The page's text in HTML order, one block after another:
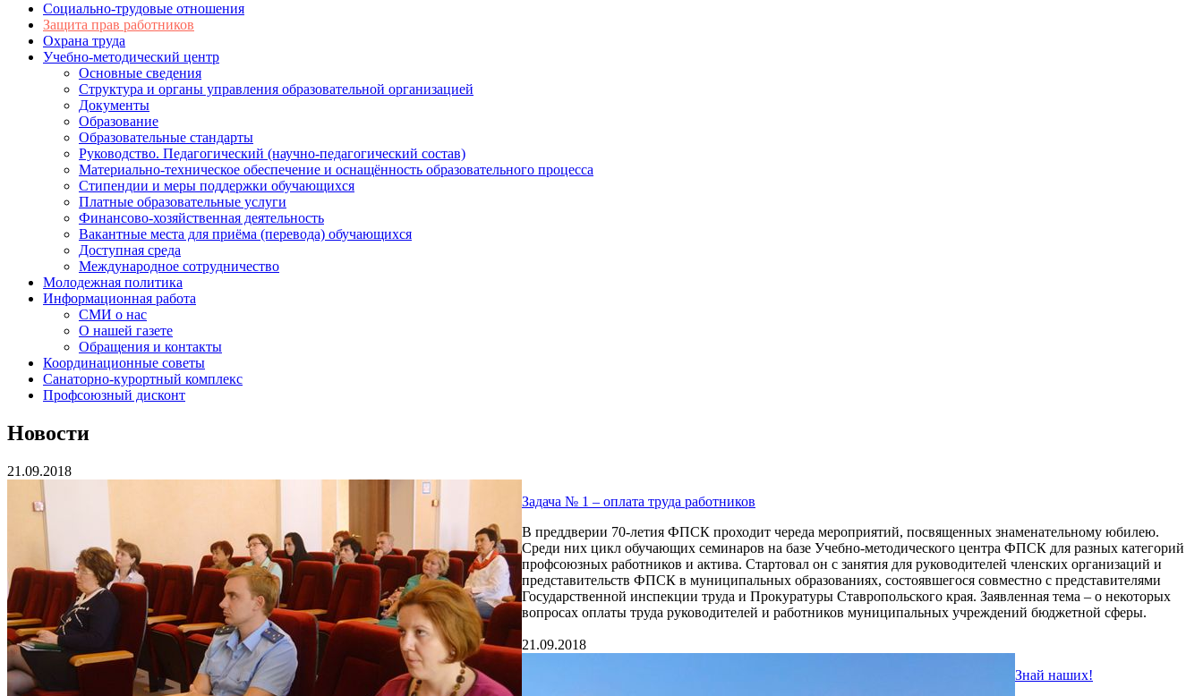
Социально-трудовые отношения
Защита прав работников
Охрана труда
Учебно-методический центр
Основные сведения
Структура и органы управления образовательной организацией
Документы
Образование
Образовательные стандарты
Руководство. Педагогический (научно-педагогический состав)
Материально-техническое обеспечение и оснащённость образовательного процесса
Стипендии и меры поддержки обучающихся
Платные образовательные услуги
Финансово-хозяйственная деятельность
Вакантные места для приёма (перевода) обучающихся
Доступная среда
Международное сотрудничество
Молодежная политика
Информационная работа
СМИ о нас
О нашей газете
Обращения и контакты
Координационные советы
Санаторно-курортный комплекс
Профсоюзный дисконт
Новости
21.09.2018
Задача № 1 – оплата труда работников
В преддверии 70-летия ФПСК проходит череда мероприятий, посвященных знаменательному юбилею.
Среди них цикл обучающих семинаров на базе Учебно-методического центра ФПСК для разных категорий
профсоюзных работников и актива. Стартовал он с занятия для руководителей членских организаций и
представительств ФПСК в муниципальных образованиях, состоявшегося совместно с представителями
Государственной инспекции труда и Прокуратуры Ставропольского края. Заявленная тема – о некоторых
вопросах оплаты труда руководителей и работников муниципальных учреждений бюджетной сферы.
21.09.2018
Знай наших!